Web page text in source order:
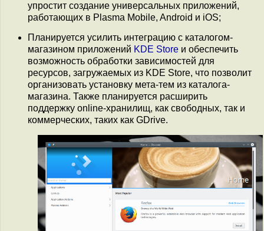
упростит создание универсальных приложений,
работающих в Plasma Mobile, Android и iOS;
Планируется усилить интеграцию с каталогом-
магазином приложений KDE Store и обеспечить
возможность обработки зависимостей для
ресурсов, загружаемых из KDE Store, что позволит
организовать установку мета-тем из каталога-
магазина. Также планируется расширить
поддержку online-хранилищ, как свободных, так и
коммерческих, таких как GDrive.